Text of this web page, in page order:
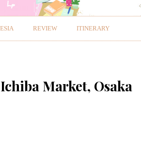
REVIEW ITINERARY
Market, Osaka